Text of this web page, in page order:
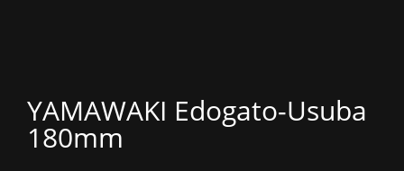
YAMAWAKI Edogato-Usuba
180mm